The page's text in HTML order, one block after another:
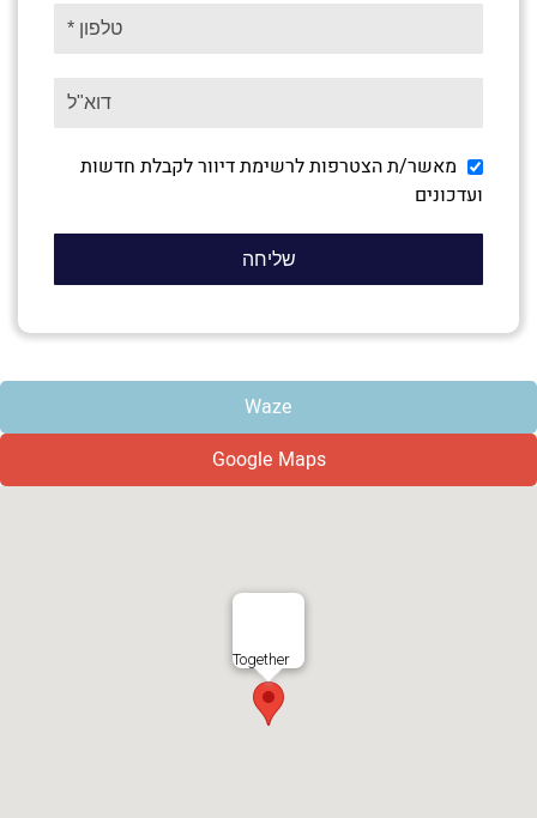
מאשר/ת הצטרפות לרשימת דיוור לקבלת חדשות
ועדכונים
Waze
Google Maps
Together